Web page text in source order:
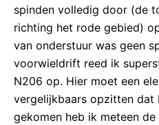
spinden volledig door (de
richting het rode gebied)
van onderstuur was geen
voorwieldrift reed ik
N206 op. Hier moet een
vergelijkbaars opzitten dat
gekomen heb ik meteen